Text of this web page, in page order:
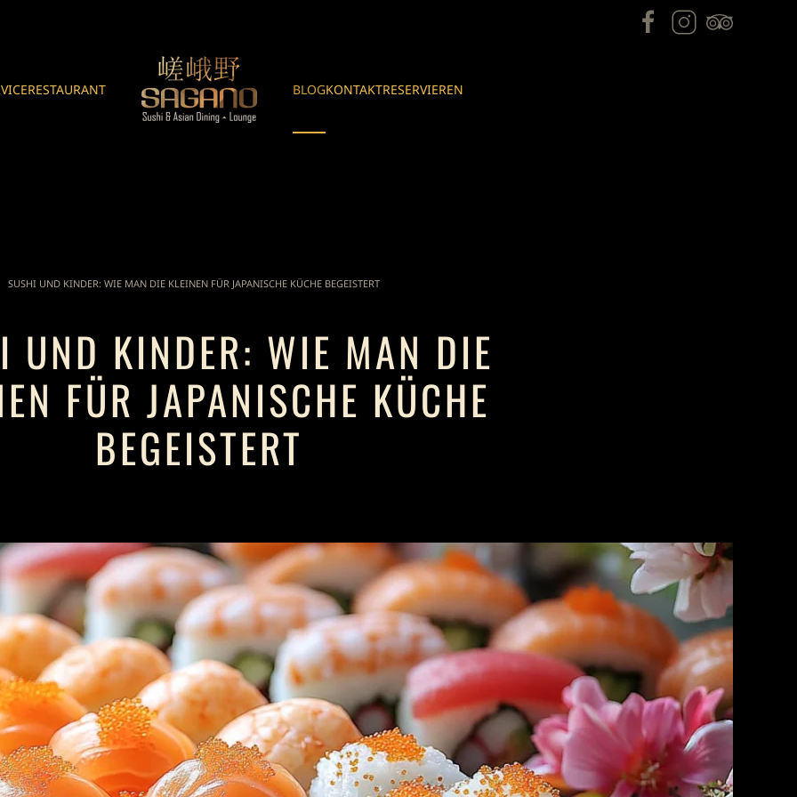
RESTAURANT BLOGKONTAKTRESERVIEREN
SUSHI UND KINDER: WIE MAN DIE KLEINEN FÜR JAPANISCHE KÜCHE BEGEISTERT
UND KINDER: WIE MAN DIE
FÜR JAPANISCHE KÜCHE
BEGEISTERT